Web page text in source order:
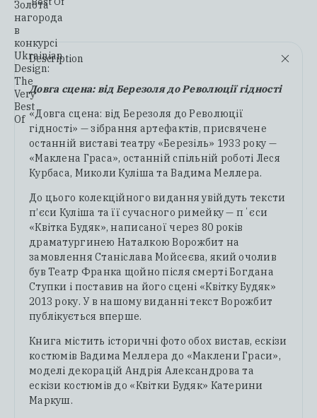
Description
Довга сцена: від Березоля до Революції гідності
«Довга сцена: від Березоля до Революції
гідності» — зібрання артефактів, присвячене
останній виставі театру «Березіль» 1933 року —
«Маклена Граса», останній спільній роботі Леся
Курбаса, Миколи Куліша та Вадима Меллера.
До цього колекційного видання увійдуть тексти
п’єси Куліша та її сучасного римейку — пʼєси
«Квітка Будяк», написаної через 80 років
драматургинею Наталкою Ворожбит на
замовлення Станіслава Мойсеєва, який очолив
був Театр Франка щойно після смерті Богдана
Ступки і поставив на його сцені «Квітку Будяк»
2013 року. У в нашому виданні текст Ворожбит
публікується вперше.
Книга містить історичні фото обох вистав, ескізи
костюмів Вадима Меллера до «Маклени Граси»,
моделі декорацій Андрія Александрова та
ескізи костюмів до «Квітки Будяк» Катерини
Маркуш.